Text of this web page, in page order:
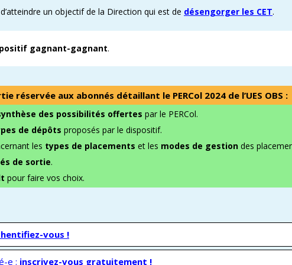
un objectif de la Direction qui est de désengorger les CET.
gagnant-gagnant.
réservée aux abonnés détaillant le PERCol 2024 de l’UES OBS :
des possibilités offertes par le PERCol.
de dépôts proposés par le dispositif.
les types de placements et les modes de gestion des
de sortie.
pour faire vos choix.
vous !
e : inscrivez-vous gratuitement !